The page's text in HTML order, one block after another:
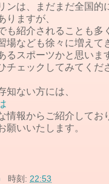
ンは、まだまだ全国的
りますが、
も紹介されることも多
場なども徐々に増えて
るスポーツかと思いま
チェックしてみてくだ
知ない方には、
情報からご紹介してお
願いいたします。
時刻: 22:53